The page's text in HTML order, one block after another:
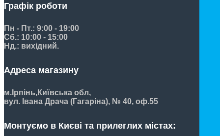
Графік роботи
Пн - Пт.: 9:00 - 19:00
Сб.: 10:00 - 15:00
Нд.: вихідний.
Адреса магазину
м.Ірпінь,Київська обл,
вул. Івана Драча (Гагаріна), № 40, оф.55
Монтуємо в Києві та прилеглих містах: